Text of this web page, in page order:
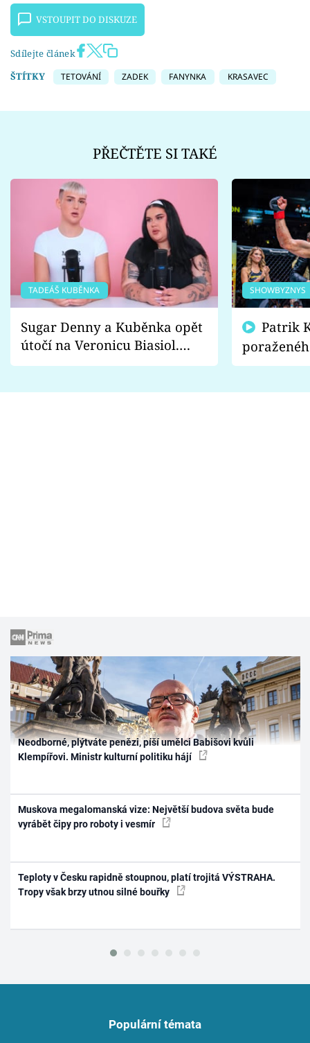
VSTOUPIT DO DISKUZE
Sdílejte článek
ŠTÍTKY
TETOVÁNÍ ZADEK FANYNKA KRASAVEC
PŘEČTĚTE SI TAKÉ
TADEÁŠ KUBĚNKA
Sugar Denny a Kuběnka opět
útočí na Veronicu Biasiol.
Proč je podle nich falešná a
SHOWBYZNYS
fanoušci
Neodborné, plýtváte penězi, píší umělci Babišovi kvůli
Klempířovi. Ministr kulturní politiku hájí
Muskova megalomanská vize: Největší budova světa bude
vyrábět čipy pro roboty i vesmír
Teploty v Česku rapidně stoupnou, platí trojitá VÝSTRAHA.
Tropy však brzy utnou silné bouřky
Populární témata